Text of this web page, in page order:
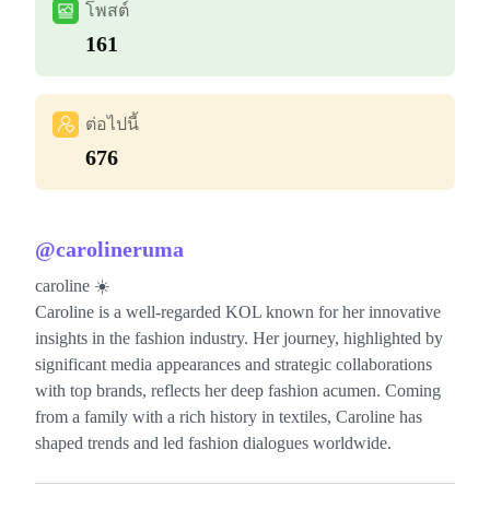
โพสต์
161
ต่อไปนี้
676
@carolineruma
caroline ☀️
Caroline is a well-regarded KOL known for her innovative
insights in the fashion industry. Her journey, highlighted by
significant media appearances and strategic collaborations
with top brands, reflects her deep fashion acumen. Coming
from a family with a rich history in textiles, Caroline has
shaped trends and led fashion dialogues worldwide.